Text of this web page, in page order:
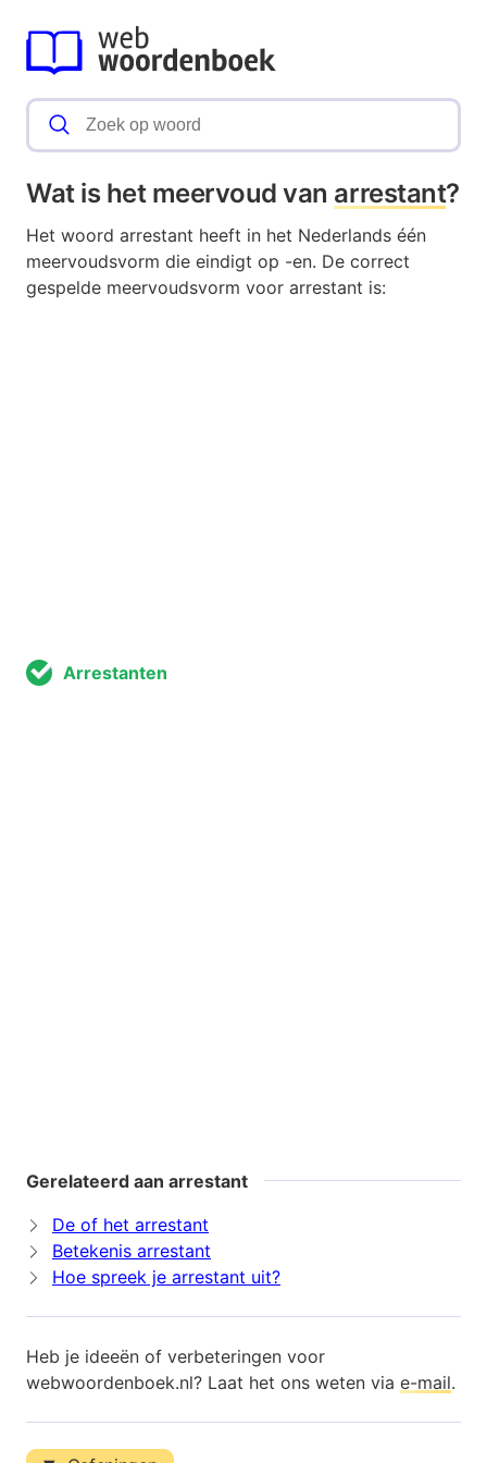
Wat is het meervoud van arrestant?
Het woord arrestant heeft in het Nederlands één
meervoudsvorm die eindigt op -en. De correct
gespelde meervoudsvorm voor arrestant is:
Arrestanten
Gerelateerd aan arrestant
De of het arrestant
Betekenis arrestant
Hoe spreek je arrestant uit?
Heb je ideeën of verbeteringen voor
webwoordenboek.nl? Laat het ons weten via e-mail.